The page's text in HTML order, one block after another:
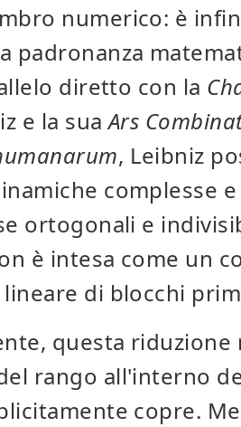
numerico: è
padronanza
diretto con la
e la suaArs
, Leibniz
complesse
ortogonali e
è intesa come un
di blocchi
questa
rango all'interno
copre.